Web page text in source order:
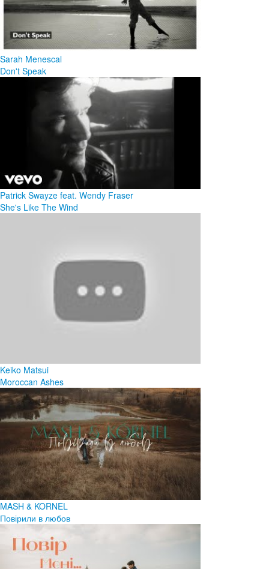
Sarah Menescal
Don't Speak
Patrick Swayze feat. Wendy Fraser
She's Like The Wind
Keiko Matsui
Moroccan Ashes
MASH & KORNEL
Повірили в любов